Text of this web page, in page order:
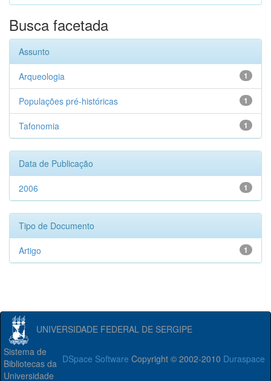
Busca facetada
Assunto
1
Arqueologia
1
Populações pré-históricas
1
Tafonomia
Data de Publicação
1
2006
Tipo de Documento
1
Artigo
UNIVERSIDADE FEDERAL DE SERGIPE
DSpace Software Copyright © 2002-2010 Duraspace
Sistema de
Bibliotecas da
Universidade